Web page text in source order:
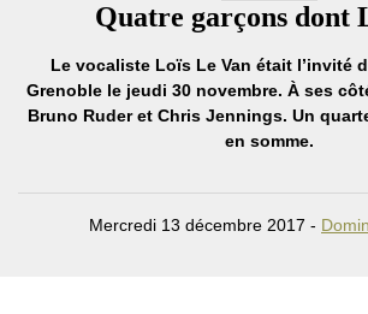
Quatre garçons dont
Le vocaliste Loïs Le Van était l’invité
Grenoble le jeudi 30 novembre. À ses
Bruno Ruder et Chris Jennings. Un
en somme.
Mercredi 13 décembre 2017 -